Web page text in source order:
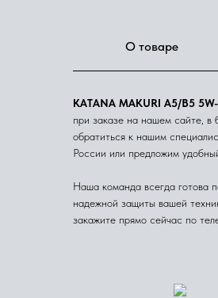
О товаре
KATANA MAKURI A5/B5
при заказе на нашем сайте, в
обратиться к нашим
России или предложим
Наша команда всегда готова
надежной защиты вашей
закажите прямо сейчас по